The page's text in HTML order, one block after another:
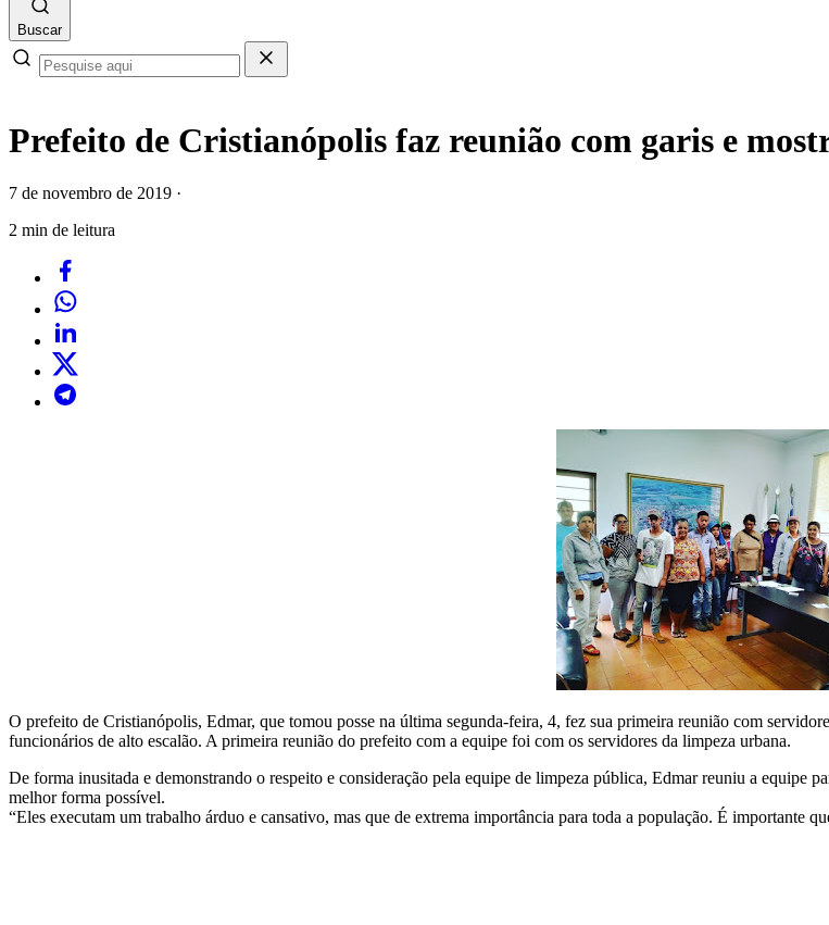
Buscar
Prefeito de Cristianópolis faz reunião com garis e
7 de novembro de 2019 ·
2 min de leitura
O prefeito de Cristianópolis, Edmar, que tomou posse na última segunda-feira, 4, fez sua primeira reunião com
funcionários de alto escalão. A primeira reunião do prefeito com a equipe foi com os servidores da limpeza urbana.
De forma inusitada e demonstrando o respeito e consideração pela equipe de limpeza pública, Edmar reuniu a equipe
melhor forma possível.
“Eles executam um trabalho árduo e cansativo, mas que de extrema importância para toda a população. É importante